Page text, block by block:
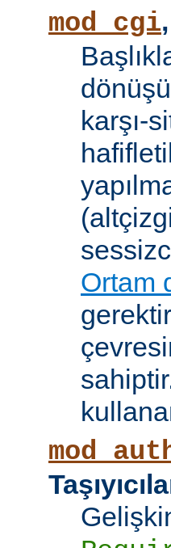
mod_cgi,
karşı-
Ortam